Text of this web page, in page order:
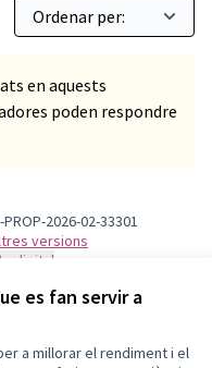
es fan servir a
a millorar el rendiment i el
en aquests
poden respondre
2026-02-33301
versions
digital